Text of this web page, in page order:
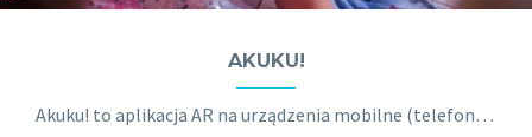
AKUKU!
Akuku! to aplikacja AR na urządzenia mobilne (telefony i tablety), która pozwala dzieciom na zabawę z hologramem 3D animowanej postaci zwanej Akuk.